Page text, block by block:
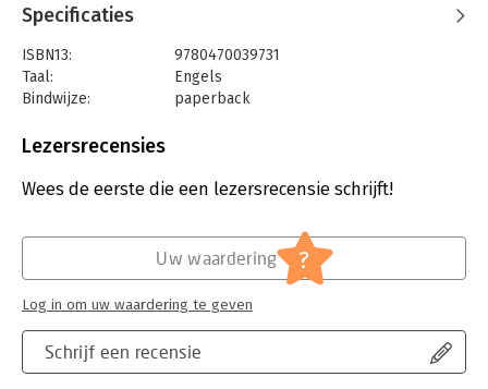
tornado or a disgruntled employee with super hacking powers.
Here's how to assess the situation, develop both short-term
and long-term plans, and keep them updated.
Discover how to:
- Select your disaster recovery team
- Conduct a business impact analysis
- Determine risks
- Get management support
- Create appropriate plan documents
Specificaties
ISBN13:
9780470039731
Taal:
Engels
Bindwijze:
paperback
Uitgever:
Hoofdrubriek:
IT-management / ICT
Lezersrecensies
Wees de eerste die een lezersrecensie schrijft!
Schrijf een recensie
Uw waardering ?
Log in om uw waardering te geven